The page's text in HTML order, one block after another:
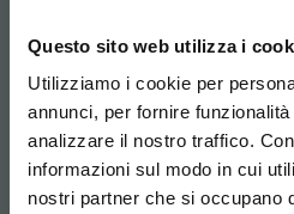
Questo sito web utilizza i
Utilizziamo i cookie per
annunci, per fornire
analizzare il nostro traffico.
informazioni sul modo in cui
nostri partner che si occupano
toutes les fonctions de
le bouton est pressé. Le
fait qu’avec une
Que garantit-il ?